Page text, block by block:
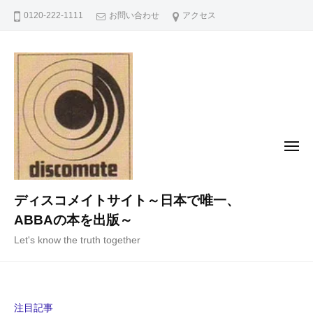
0120-222-1111 お問い合わせ アクセス
ディスコメイトサイト～日本で唯一、
ABBAの本を出版～
Let's know the truth together
メ
注目記事